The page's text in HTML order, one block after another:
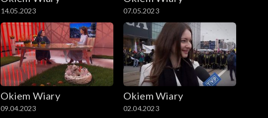
14.05.2023 07.05.2023
Okiem Wiary
09.04.2023
Okiem Wiary
02.04.2023